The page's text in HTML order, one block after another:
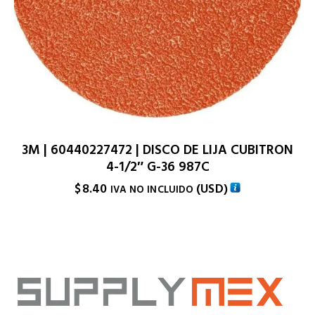
3M | 60440227472 | DISCO DE LIJA CUBITRON
4-1/2″ G-36 987C
$8.40 IVA NO INCLUIDO (USD)